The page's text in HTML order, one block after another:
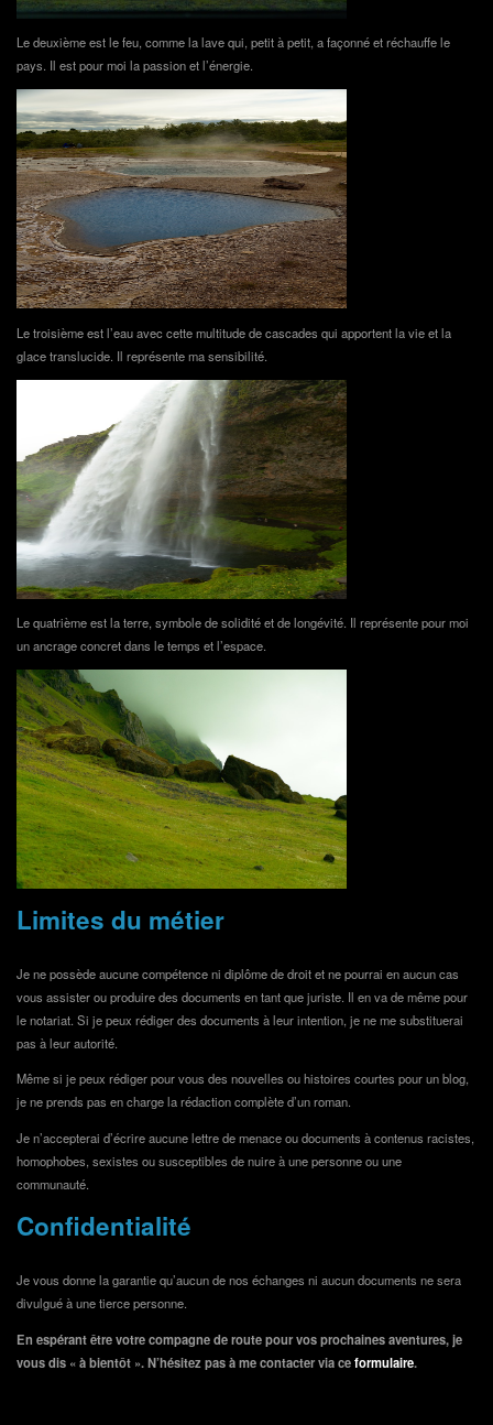
Le deuxième est le feu, comme la lave qui, petit à petit, a façonné et réchauffe le
pays. Il est pour moi la passion et l’énergie.
Le troisième est l’eau avec cette multitude de cascades qui apportent la vie et la
glace translucide. Il représente ma sensibilité.
Le quatrième est la terre, symbole de solidité et de longévité. Il représente pour moi
un ancrage concret dans le temps et l’espace.
Limites du métier
Je ne possède aucune compétence ni diplôme de droit et ne pourrai en aucun cas
vous assister ou produire des documents en tant que juriste. Il en va de même pour
le notariat. Si je peux rédiger des documents à leur intention, je ne me substituerai
pas à leur autorité.
Même si je peux rédiger pour vous des nouvelles ou histoires courtes pour un blog,
je ne prends pas en charge la rédaction complète d’un roman.
Je n’accepterai d’écrire aucune lettre de menace ou documents à contenus racistes,
homophobes, sexistes ou susceptibles de nuire à une personne ou une
communauté.
Confidentialité
Je vous donne la garantie qu’aucun de nos échanges ni aucun documents ne sera
divulgué à une tierce personne.
En espérant être votre compagne de route pour vos prochaines aventures, je
vous dis « à bientôt ». N’hésitez pas à me contacter via ceformulaire.